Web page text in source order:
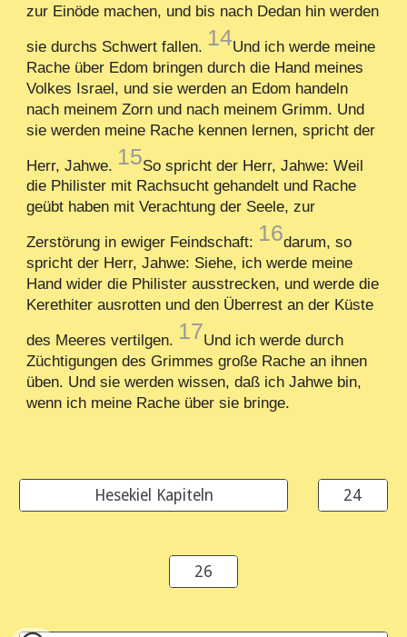
zur Einöde machen, und bis nach Dedan hin werden
sie durchs Schwert fallen. 14Und ich werde meine
Rache über Edom bringen durch die Hand meines
Volkes Israel, und sie werden an Edom handeln
nach meinem Zorn und nach meinem Grimm. Und
sie werden meine Rache kennen lernen, spricht der
Herr, Jahwe. 15So spricht der Herr, Jahwe: Weil
die Philister mit Rachsucht gehandelt und Rache
geübt haben mit Verachtung der Seele, zur
Zerstörung in ewiger Feindschaft: 16darum, so
spricht der Herr, Jahwe: Siehe, ich werde meine
Hand wider die Philister ausstrecken, und werde die
Kerethiter ausrotten und den Überrest an der Küste
des Meeres vertilgen. 17Und ich werde durch
Züchtigungen des Grimmes große Rache an ihnen
üben. Und sie werden wissen, daß ich Jahwe bin,
wenn ich meine Rache über sie bringe.
Hesekiel Kapiteln 24
26